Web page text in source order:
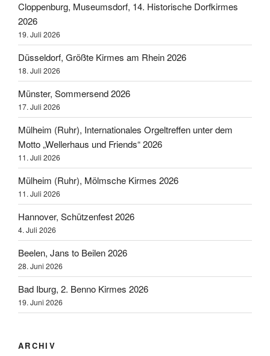
Cloppenburg, Museumsdorf, 14. Historische Dorfkirmes
2026
19. Juli 2026
Düsseldorf, Größte Kirmes am Rhein 2026
18. Juli 2026
Münster, Sommersend 2026
17. Juli 2026
Mülheim (Ruhr), Internationales Orgeltreffen unter dem
Motto „Wellerhaus und Friends“ 2026
11. Juli 2026
Mülheim (Ruhr), Mölmsche Kirmes 2026
11. Juli 2026
Hannover, Schützenfest 2026
4. Juli 2026
Beelen, Jans to Beilen 2026
28. Juni 2026
Bad Iburg, 2. Benno Kirmes 2026
19. Juni 2026
ARCHIV